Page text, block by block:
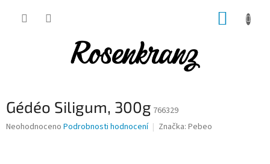
Gédéo Siligum, 300g 766329
Průměrné
Neohodnoceno Podrobnosti hodnocení Značka: Pebeo